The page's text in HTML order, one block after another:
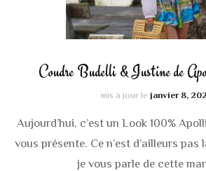
Coudre Budelli & Justine de
mis à jour le janvier 8,
Aujourd’hui, c’est un Look 100%
vous présente. Ce n’est d’ailleurs
je vous parle de cette